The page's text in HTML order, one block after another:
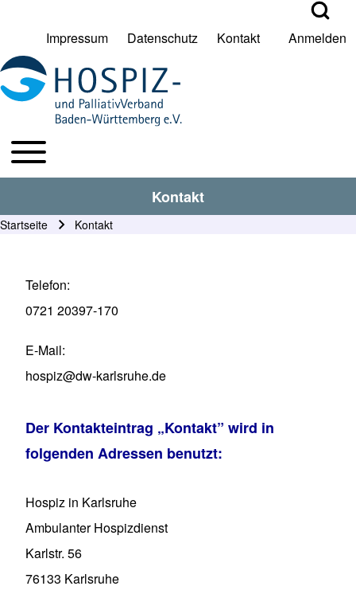
Suche Schließen
Suche
User account menu
Impressum Datenschutz Kontakt Anmelden
HPV BW Hauptmenu
Toggle main menu
Kontakt
Startseite Kontakt
Telefon
0721 20397-170
E-Mail
hospiz@dw-karlsruhe.de
Der Kontakteintrag „Kontakt” wird in
folgenden Adressen benutzt:
Hospiz in Karlsruhe
Ambulanter Hospizdienst
Karlstr. 56
76133 Karlsruhe